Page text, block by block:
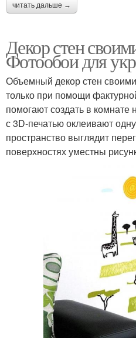
читать дальше →
Декор стен
Фотообои для
Объемный декор стен
только при помощи
помогают создать в
с 3D-печатью оклеивают
пространство выглядит
поверхностях уместны